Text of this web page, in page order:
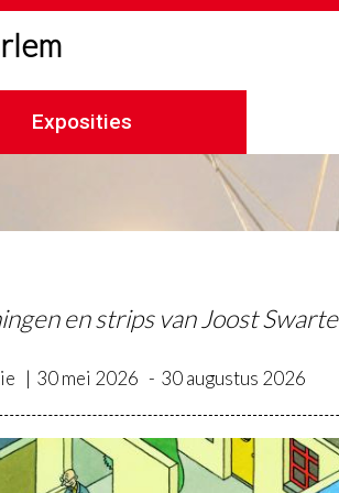
Exposities
en strips van Joost Swarte
30 mei 2026 30 augustus 2026